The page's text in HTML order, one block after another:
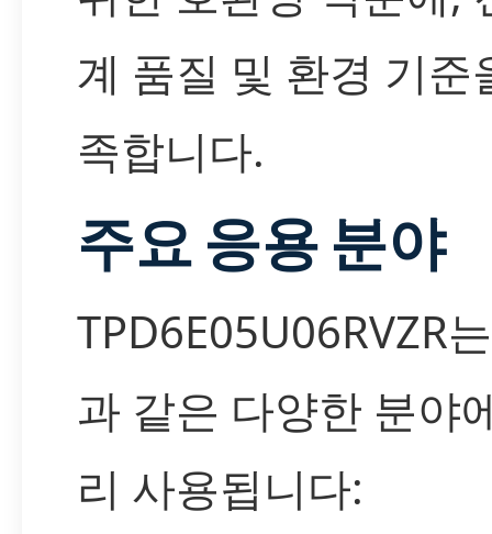
계 품질 및 환경 기준
족합니다.
주요 응용 분야
TPD6E05U06RVZR
과 같은 다양한 분야
리 사용됩니다: